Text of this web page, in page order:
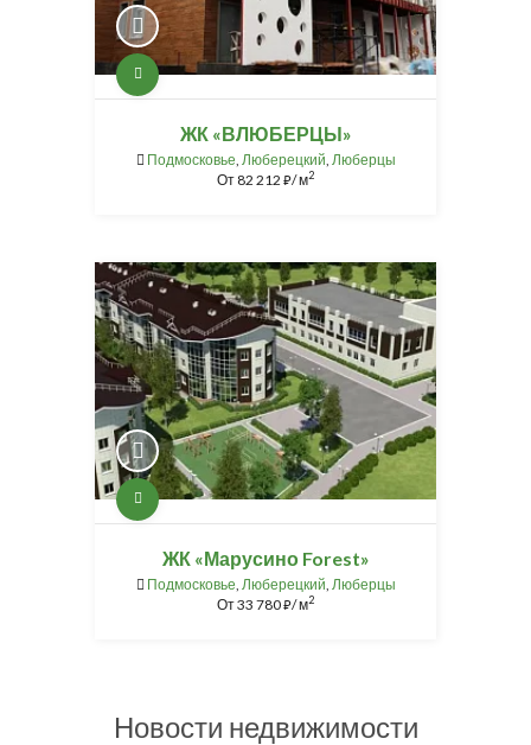
ЖК «ВЛЮБЕРЦЫ»
Подмосковье Люберецкий Люберцы
От 82 212 ⃏/ м2
ЖК «Марусино Forest»
Подмосковье Люберецкий Люберцы
От33 780⃏/ м2
Новости недвижимости